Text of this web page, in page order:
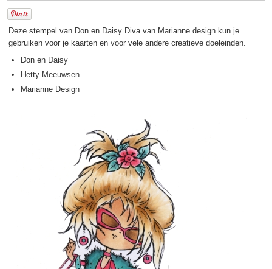
Deze stempel van Don en Daisy Diva van Marianne design kun je
gebruiken voor je kaarten en voor vele andere creatieve doeleinden.
Don en Daisy
Hetty Meeuwsen
Marianne Design